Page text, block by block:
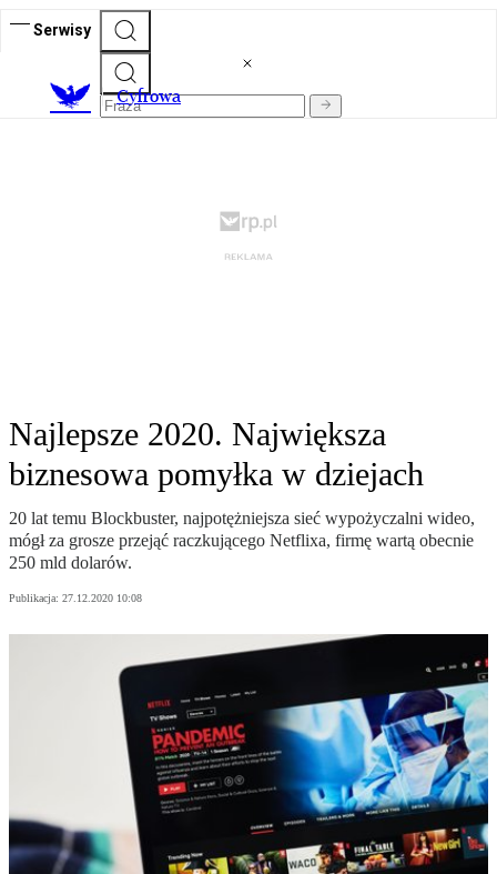
Serwisy
Cyfrowa
Najlepsze 2020. Największa
biznesowa pomyłka w dziejach
20 lat temu Blockbuster, najpotężniejsza sieć wypożyczalni wideo,
mógł za grosze przejąć raczkującego Netflixa, firmę wartą obecnie
250 mld dolarów.
Publikacja: 27.12.2020 10:08